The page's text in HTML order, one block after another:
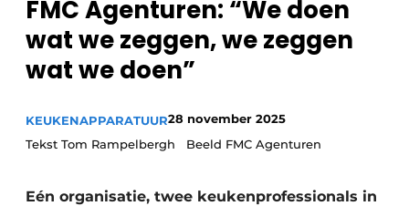
Podcasts
Privacy / Cookie statement
Vacature aanmelden
FMC Agenturen: “We doen
wat we zeggen, we zeggen
wat we doen”
KEUKENAPPARATUUR28 november 2025
Tekst Tom Rampelbergh Beeld FMC Agenturen
Eén organisatie, twee keukenprofessionals in